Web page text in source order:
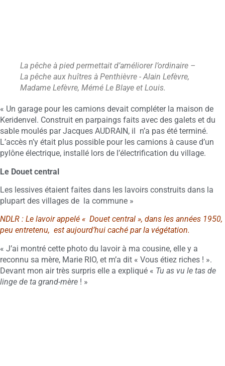
La pêche à pied permettait d’améliorer l’ordinaire –
La pêche aux huîtres à Penthièvre - Alain Lefèvre,
Madame Lefèvre, Mémé Le Blaye et Louis.
« Un garage pour les camions devait compléter la maison de
Keridenvel. Construit en parpaings faits avec des galets et du
sable moulés par Jacques AUDRAIN, il n’a pas été terminé.
L’accès n’y était plus possible pour les camions à cause d’un
pylône électrique, installé lors de l’électrification du village.
Le Douet central
Les lessives étaient faites dans les lavoirs construits dans la
plupart des villages de la commune »
NDLR : Le lavoir appelé « Douet central », dans les années 1950,
peu entretenu, est aujourd’hui caché par la végétation.
« J’ai montré cette photo du lavoir à ma cousine, elle y a
reconnu sa mère, Marie RIO, et m’a dit « Vous étiez riches ! ».
Devant mon air très surpris elle a expliqué « Tu as vu le tas de
linge de ta grand-mère ! »